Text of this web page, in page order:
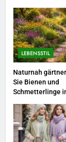
4
5
LEBENSSTIL
Naturnah
Sie Bienen und
Schmetterlinge